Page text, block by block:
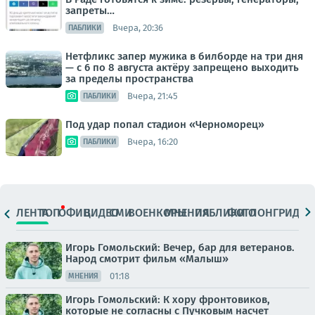
запреты…
ПАБЛИКИ Вчера, 20:36
Нетфликс запер мужика в билборде на три дня
— с 6 по 8 августа актёру запрещено выходить
за пределы пространства
ПАБЛИКИ Вчера, 21:45
Под удар попал стадион «Черноморец»
ПАБЛИКИ Вчера, 16:20
ЛЕНТАТОПОФИЦ.ВИДЕОСМИВОЕНКОРЫМНЕНИЯПАБЛИКИ
ФОТОЛОНГРИДЫ
Игорь Гомольский: Вечер, бар для ветеранов.
Народ смотрит фильм «Малыш»
МНЕНИЯ 01:18
Игорь Гомольский: К хору фронтовиков,
которые не согласны с Пучковым насчет